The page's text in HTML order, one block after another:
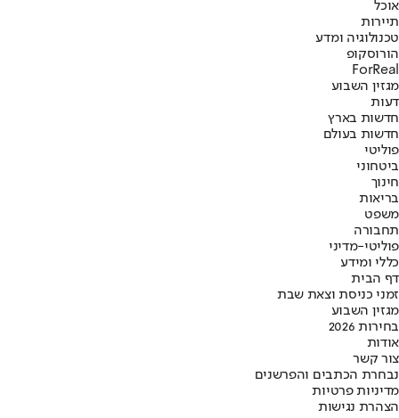
אוכל
תיירות
טכנולוגיה ומדע
הורוסקופ
ForReal
מגזין השבוע
דעות
חדשות בארץ
חדשות בעולם
פוליטי
ביטחוני
חינוך
בריאות
משפט
תחבורה
פוליטי-מדיני
כללי ומידע
דף הבית
זמני כניסת וצאת שבת
מגזין השבוע
בחירות 2026
אודות
צור קשר
נבחרת הכתבים והפרשנים
מדיניות פרטיות
הצהרת נגישות